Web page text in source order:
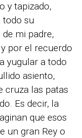
y tapizado,
todo su
mi padre,
por el recuerdo
yugular a todo
asiento,
cruza las patas
Es decir, la
que esos
un gran Rey o